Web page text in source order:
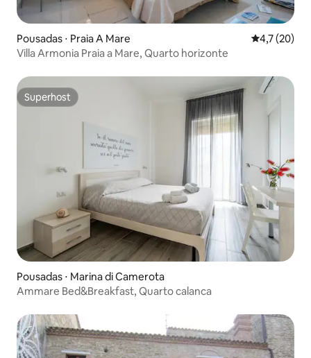
Pousadas ⋅ Praia A Mare 4,7 de uma
4,7 (20)
Villa Armonia Praia a Mare, Quarto horizonte
Superhost
Superhost
Pousadas ⋅ Marina di Camerota
Ammare Bed&Breakfast, Quarto calanca